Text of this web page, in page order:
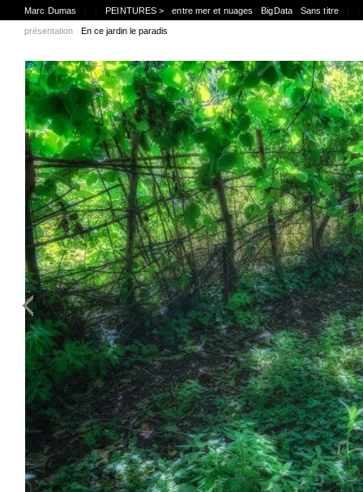
Marc Dumas PEINTURES > entre mer et nuages BigData Sans titre
présentation En ce jardin le paradis